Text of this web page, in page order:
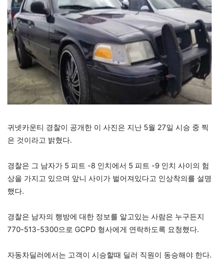
귀넷카운티 경찰이 공개한 이 사진은 지난 5월 27일 시승 중 찍
은 것이라고 밝혔다.
경찰은 그 남자가 5 피트 -8 인치에서 5 피트 -9 인치 사이의 험
상을 가지고 있으며 앞니 사이가 벌어져있다고 인상착의를 설명
했다.
경찰은 남자의 행방에 대한 정보를 알고있는 사람은 누구든지
770-513-5300으로 GCPD 형사에게 연락하도록 요청했다.
자동차딜러에서는 고객이 시승할때 딜러 직원이 동승해야 한다.